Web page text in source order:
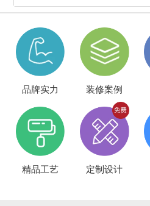
品牌实力 装修案例
精品工艺 定制设计